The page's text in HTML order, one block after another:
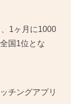
1ヶ月に1000
国1位とな
チングアプリ